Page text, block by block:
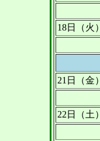
18日（火）
21日（金）
22日（土）